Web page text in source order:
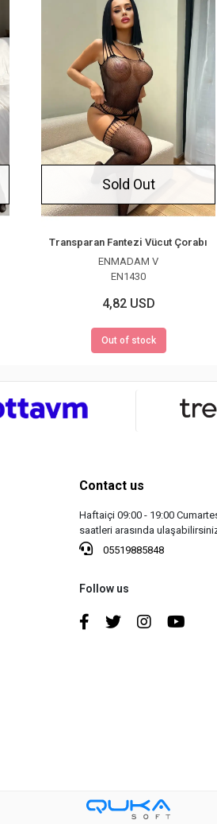
Sold Out
Transparan Fantezi Vücut Çorabı
ENMADAM V
EN1430
4,82 USD
Out of stock
Contact us
Haftaiçi 09:00 - 19:00
saatleri arasında
05519885848
Follow us